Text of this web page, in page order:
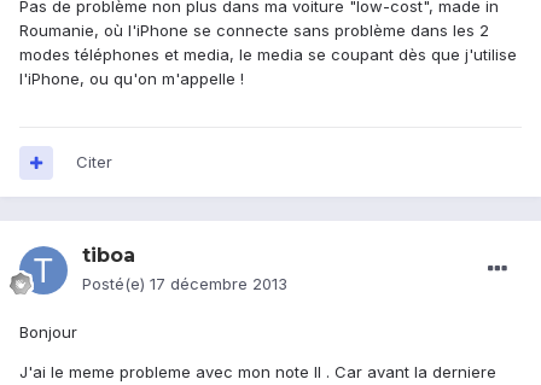
Pas de problème non plus dans ma voiture "low-cost", made in
Roumanie, où l'iPhone se connecte sans problème dans les 2
modes téléphones et media, le media se coupant dès que j'utilise
l'iPhone, ou qu'on m'appelle !
Citer
tiboa
Posté(e) 17 décembre 2013
Bonjour
J'ai le meme probleme avec mon note II . Car avant la derniere